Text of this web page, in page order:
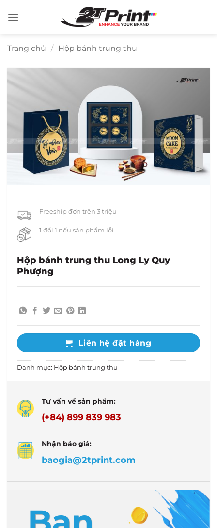
qua
Trang chủ / Hộp bánh trung thu
Freeship đơn trên 3 triệu
1 đổi 1 nếu sản phẩm lỗi
Hộp bánh trung thu Long Ly Quy
Phượng
Liên hệ đặt hàng
Danh mục: Hộp bánh trung thu
Tư vấn về sản phẩm:
(+84) 899 839 983
Nhận báo giá:
baogia@2tprint.com